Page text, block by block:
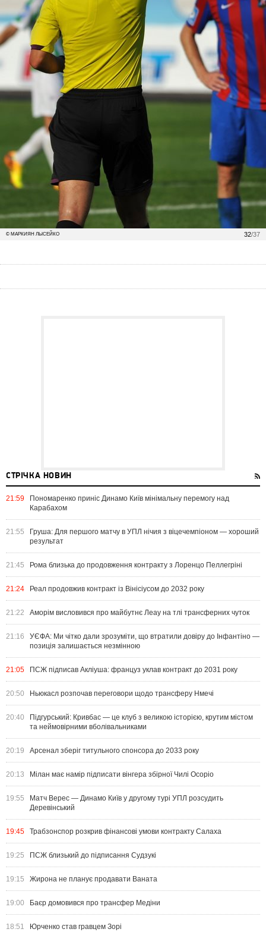
32/37
© МАРКИЯН ЛЫСЕЙКО
СТРІЧКА НОВИН
21:59
Пономаренко приніс Динамо Київ мінімальну перемогу над
Карабахом
21:55
Груша: Для першого матчу в УПЛ нічия з віцечемпіоном — хороший
результат
21:45 Рома близька до продовження контракту з Лоренцо Пеллегріні
21:24 Реал продовжив контракт із Вінісіусом до 2032 року
21:22 Аморім висловився про майбутнє Леау на тлі трансферних чуток
21:16
УЄФА: Ми чітко дали зрозуміти, що втратили довіру до Інфантіно —
позиція залишається незмінною
21:05 ПСЖ підписав Акліуша: француз уклав контракт до 2031 року
20:50 Ньюкасл розпочав переговори щодо трансферу Нмечі
20:40
Підгурський: Кривбас — це клуб з великою історією, крутим містом
та неймовірними вболівальниками
20:19 Арсенал зберіг титульного спонсора до 2033 року
20:13 Мілан має намір підписати вінгера збірної Чилі Осоріо
19:55
Матч Верес — Динамо Київ у другому турі УПЛ розсудить
Деревінський
19:45 Трабзонспор розкрив фінансові умови контракту Салаха
19:25 ПСЖ близький до підписання Судзукі
19:15 Жирона не планує продавати Ваната
19:00 Баєр домовився про трансфер Медіни
18:51 Юрченко став гравцем Зорі